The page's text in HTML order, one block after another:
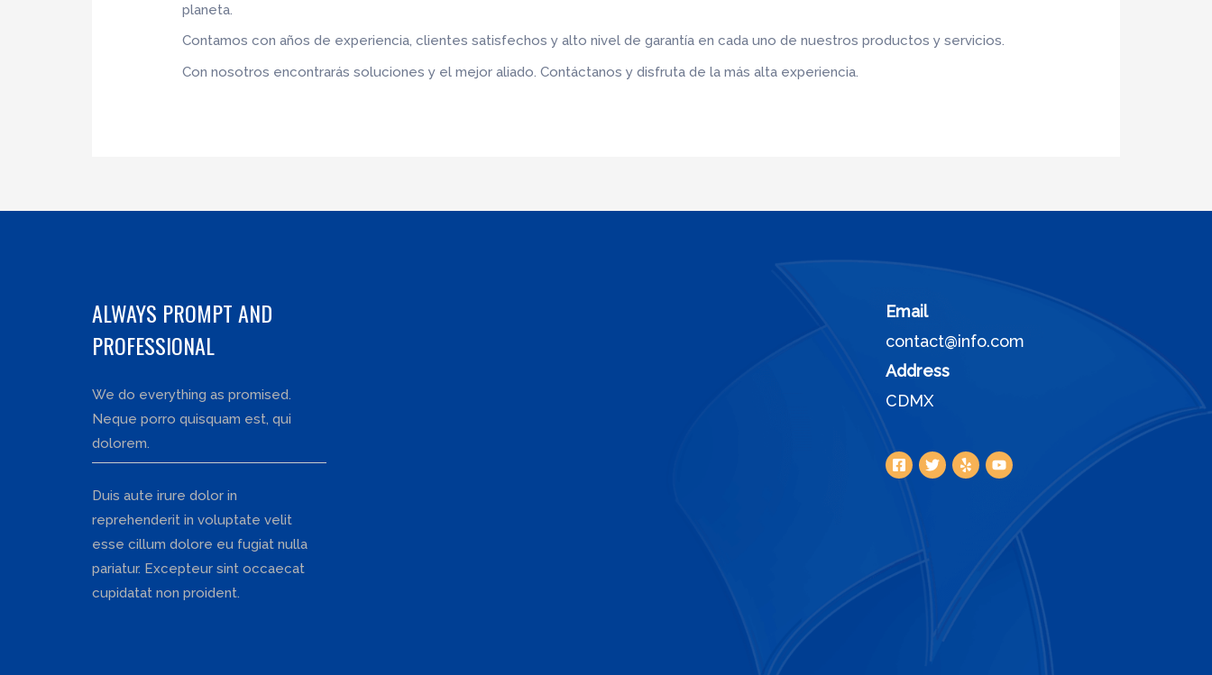
planeta.
Contamos con años de experiencia, clientes satisfechos y alto nivel de garantía en cada uno de nuestros productos y servicios.
Con nosotros encontrarás soluciones y el mejor aliado. Contáctanos y disfruta de la más alta experiencia.
ALWAYS PROMPT AND
PROFESSIONAL
We do everything as promised.
Neque porro quisquam est, qui
dolorem.
Duis aute irure dolor in
reprehenderit in voluptate velit
esse cillum dolore eu fugiat nulla
pariatur. Excepteur sint occaecat
cupidatat non proident.
Email
contact@info.com
Address
CDMX